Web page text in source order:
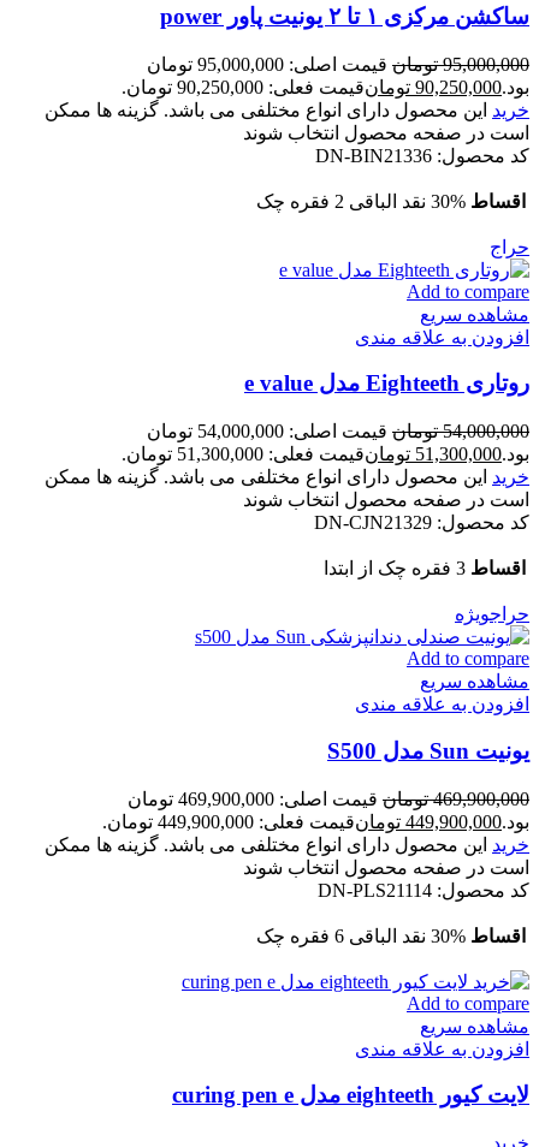
ساکشن مرکزی ۱ تا ۲ یونیت پاور power
95,000,000 تومان
قیمت اصلی: 95,000,000 تومان
بود.90,250,000 تومانقیمت فعلی: 90,250,000 تومان.
خرید این محصول دارای انواع مختلفی می باشد. گزینه ها ممکن
است در صفحه محصول انتخاب شوند
کد محصول: DN-BIN21336
اقساط 30% نقد الباقی 2 فقره چک
حراج
Add to compare
مشاهده سریع
افزودن به علاقه مندی
روتاری Eighteeth مدل e value
54,000,000 تومان
قیمت اصلی: 54,000,000 تومان
بود.51,300,000 تومانقیمت فعلی: 51,300,000 تومان.
خرید این محصول دارای انواع مختلفی می باشد. گزینه ها ممکن
است در صفحه محصول انتخاب شوند
کد محصول: DN-CJN21329
اقساط 3 فقره چک از ابتدا
حراجویژه
Add to compare
مشاهده سریع
افزودن به علاقه مندی
یونیت Sun مدل S500
469,900,000 تومان
قیمت اصلی: 469,900,000 تومان
بود.449,900,000 تومانقیمت فعلی: 449,900,000 تومان.
خرید این محصول دارای انواع مختلفی می باشد. گزینه ها ممکن
است در صفحه محصول انتخاب شوند
کد محصول: DN-PLS21114
اقساط 30% نقد الباقی 6 فقره چک
Add to compare
مشاهده سریع
افزودن به علاقه مندی
لایت کیور eighteeth مدل curing pen e
خرید